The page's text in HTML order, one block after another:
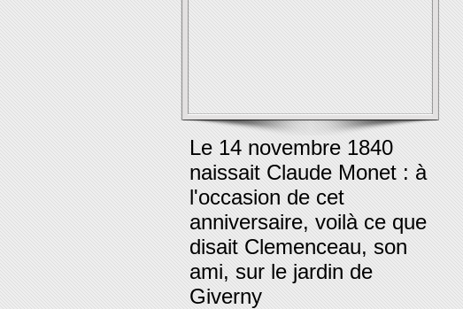
Le 14 novembre 1840
naissait Claude Monet : à
l'occasion de cet
anniversaire, voilà ce que
disait Clemenceau, son
ami, sur le jardin de
Giverny